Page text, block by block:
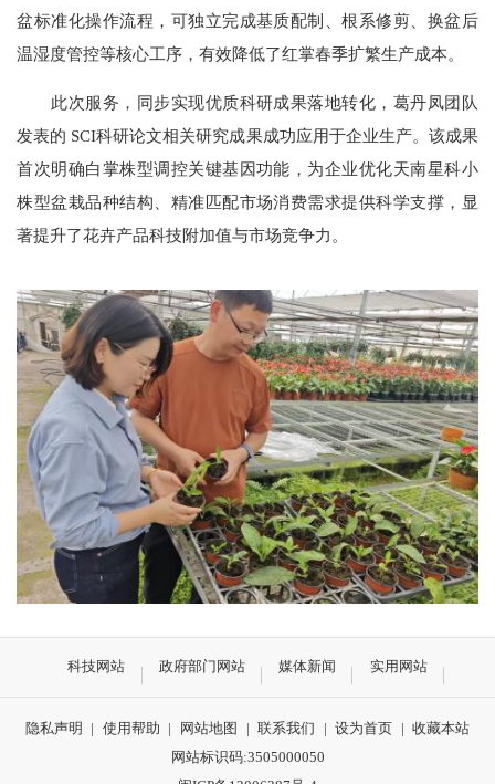
盆标准化操作流程，可独立完成基质配制、根系修剪、换盆后
温湿度管控等核心工序，有效降低了红掌春季扩繁生产成本。
此次服务，同步实现优质科研成果落地转化，葛丹凤团队
发表的 SCI科研论文相关研究成果成功应用于企业生产。该成果
首次明确白掌株型调控关键基因功能，为企业优化天南星科小
株型盆栽品种结构、精准匹配市场消费需求提供科学支撑，显
著提升了花卉产品科技附加值与市场竞争力。
科技网站 政府部门网站 媒体新闻 实用网站
隐私声明 | 使用帮助 | 网站地图 | 联系我们 | 设为首页 | 收藏本站
网站标识码:3505000050